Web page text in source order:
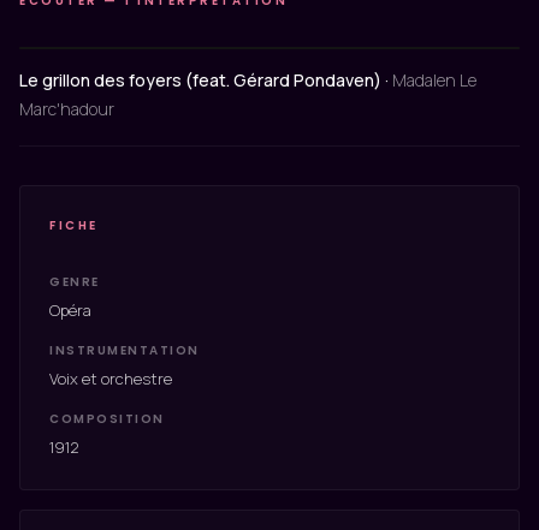
Le grillon des foyers (feat. Gérard Pondaven) · Madalen Le
Marc'hadour
FICHE
GENRE
Opéra
INSTRUMENTATION
Voix et orchestre
COMPOSITION
1912